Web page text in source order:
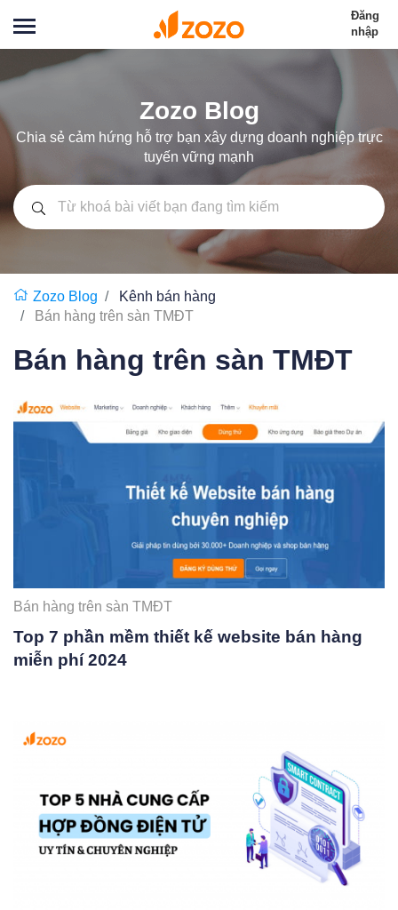
Đăng
nhập
Zozo Blog
Chia sẻ cảm hứng hỗ trợ bạn xây dựng doanh nghiệp trực
tuyến vững mạnh
Zozo Blog
Kênh bán hàng
Bán hàng trên sàn TMĐT
Bán hàng trên sàn TMĐT
Bán hàng trên sàn TMĐT
Top 7 phần mềm thiết kế website bán hàng
miễn phí 2024